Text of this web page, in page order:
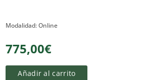
Modalidad: Online
775,00€
Añadir al carrito